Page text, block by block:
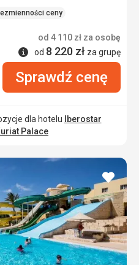
ceny
od 4 110 zł za osobę
Informacje
od 8 220 zł za grupę
Sprawdź cenę
dla hotelu
Iberostar
Palace
dodaj
do